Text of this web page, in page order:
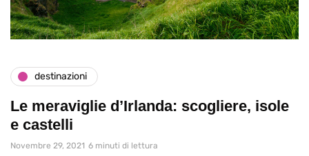
destinazioni
Le meraviglie d’Irlanda: scogliere, isole
e castelli
Novembre 29, 2021 6 minuti di lettura